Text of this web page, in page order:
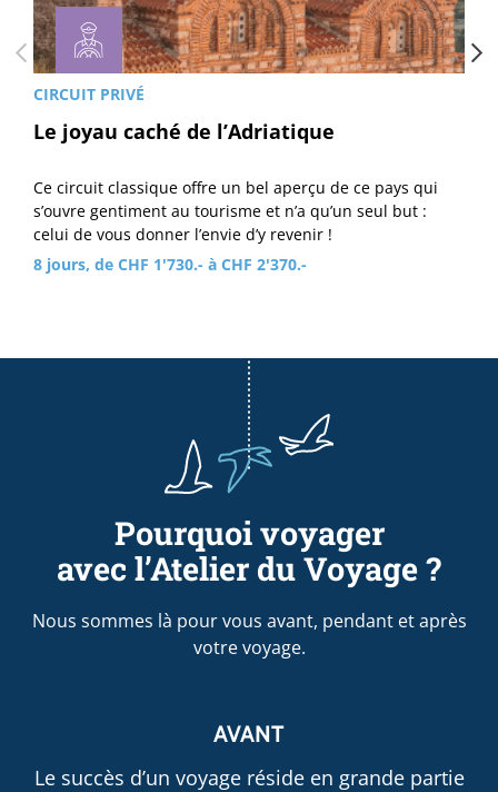
CIRCUIT PRIVÉ
Le joyau caché de l’Adriatique
Ce circuit classique offre un bel aperçu de ce pays qui
s’ouvre gentiment au tourisme et n’a qu’un seul but :
celui de vous donner l’envie d’y revenir !
8 jours, de CHF 1'730.- à CHF 2'370.-
Pourquoi voyager
avec l’Atelier du Voyage ?
Nous sommes là pour vous avant, pendant et après
votre voyage.
AVANT
Le succès d’un voyage réside en grande partie